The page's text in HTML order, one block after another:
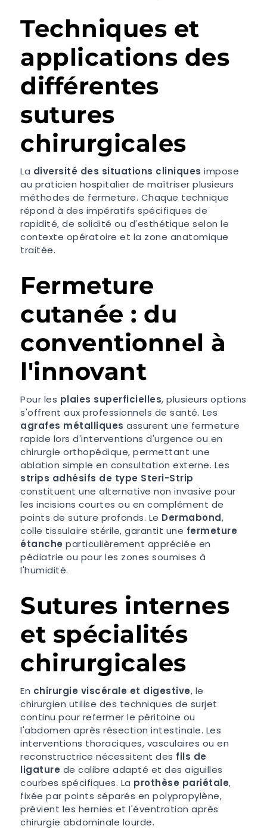
Techniques et
applications des
différentes
sutures
chirurgicales
La diversité des situations cliniques impose
au praticien hospitalier de maîtriser plusieurs
méthodes de fermeture. Chaque technique
répond à des impératifs spécifiques de
rapidité, de solidité ou d'esthétique selon le
contexte opératoire et la zone anatomique
traitée.
Fermeture
cutanée : du
conventionnel à
l'innovant
Pour les plaies superficielles, plusieurs options
s'offrent aux professionnels de santé. Les
agrafes métalliques assurent une fermeture
rapide lors d'interventions d'urgence ou en
chirurgie orthopédique, permettant une
ablation simple en consultation externe. Les
strips adhésifs de type Steri-Strip
constituent une alternative non invasive pour
les incisions courtes ou en complément de
points de suture profonds. Le Dermabond,
colle tissulaire stérile, garantit une fermeture
étanche particulièrement appréciée en
pédiatrie ou pour les zones soumises à
l'humidité.
Sutures internes
et spécialités
chirurgicales
En chirurgie viscérale et digestive, le
chirurgien utilise des techniques de surjet
continu pour refermer le péritoine ou
l'abdomen après résection intestinale. Les
interventions thoraciques, vasculaires ou en
reconstructrice nécessitent des fils de
ligature de calibre adapté et des aiguilles
courbes spécifiques. La prothèse pariétale,
fixée par points séparés en polypropylène,
prévient les hernies et l'éventration après
chirurgie abdominale lourde.